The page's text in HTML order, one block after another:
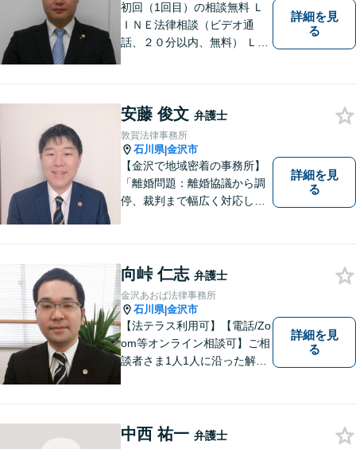
初回（1回目）の相談無料 Ｌ
ＩＮＥ法律相談（ビデオ通
話、２０分以内、無料） ＬＩ
産、個人再生、任意整理）
や、 離婚、相続、交通事故、
慰謝料などの問題解決をお手
伝いします
詳細を見
る
安藤 俊文 弁護士
敦賀法律事務所
石川県|金沢市
【金沢で地域密着の事務所】
「離婚問題：離婚協議から調
停、裁判まで幅広く対応し、
弁護士が介入することで賠償
金の大幅な増額が実現できる
ケースあり」【休日・夜間相
談可】
詳細を見
る
向峠 仁志 弁護士
金沢あおば法律事務所
石川県|金沢市
【法テラス利用可】【電話/Zo
om等オンライン相談可】ご相
談者さま1人1人に沿った解決
軽に相談できる弁護士を目指
詳細を見
る
中西 祐一 弁護士